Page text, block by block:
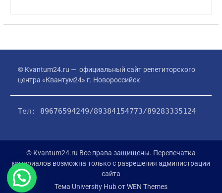
© Kvantum24.ru — официальный сайт репетиторского
центра «Квантум24» г. Новороссийск
Тел: 89676594249/89384154773/89283335124
© Kvantum24.ru Все права защищены. Перепечатка
материалов возможна только с разрешения администрации
сайта
Тема University Hub отWEN Themes